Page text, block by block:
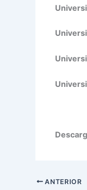
ANTERIOR